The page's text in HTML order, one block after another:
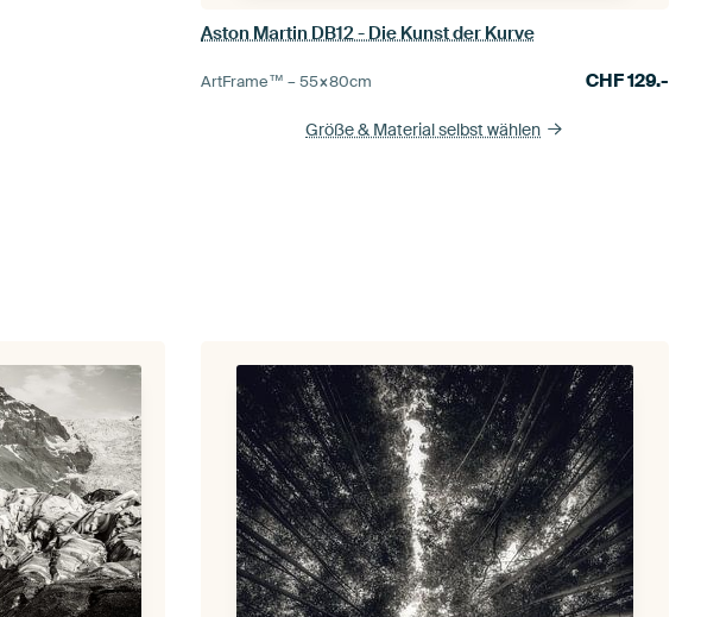
Aston Martin DB12 - Die Kunst der Kurve
ArtFrame™ –55×80cm CHF129.-
Größe & Material selbst wählen